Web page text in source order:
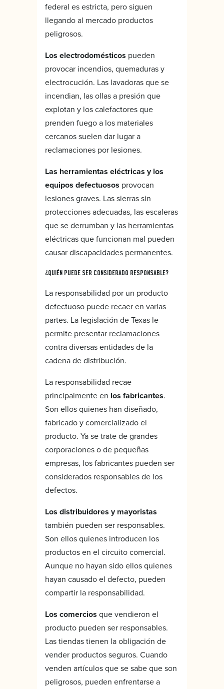
federal es estricta, pero siguen
llegando al mercado productos
peligrosos.
Los electrodomésticos pueden
provocar incendios, quemaduras y
electrocución. Las lavadoras que se
incendian, las ollas a presión que
explotan y los calefactores que
prenden fuego a los materiales
cercanos suelen dar lugar a
reclamaciones por lesiones.
Las herramientas eléctricas y los
equipos defectuosos provocan
lesiones graves. Las sierras sin
protecciones adecuadas, las escaleras
que se derrumban y las herramientas
eléctricas que funcionan mal pueden
causar discapacidades permanentes.
¿QUIÉN PUEDE SER CONSIDERADO RESPONSABLE?
La responsabilidad por un producto
defectuoso puede recaer en varias
partes. La legislación de Texas le
permite presentar reclamaciones
contra diversas entidades de la
cadena de distribución.
La responsabilidad recae
principalmente en los fabricantes.
Son ellos quienes han diseñado,
fabricado y comercializado el
producto. Ya se trate de grandes
corporaciones o de pequeñas
empresas, los fabricantes pueden ser
considerados responsables de los
defectos.
Los distribuidores y mayoristas
también pueden ser responsables.
Son ellos quienes introducen los
productos en el circuito comercial.
Aunque no hayan sido ellos quienes
hayan causado el defecto, pueden
compartir la responsabilidad.
Los comercios que vendieron el
producto pueden ser responsables.
Las tiendas tienen la obligación de
vender productos seguros. Cuando
venden artículos que se sabe que son
peligrosos, pueden enfrentarse a